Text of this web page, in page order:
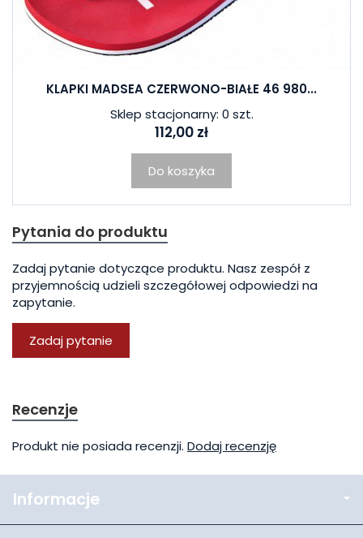
KLAPKI MADSEA CZERWONO-BIAŁE 46 980...
Sklep stacjonarny: 0 szt.
112,00 zł
Do koszyka
Pytania do produktu
Zadaj pytanie dotyczące produktu. Nasz zespół z
przyjemnością udzieli szczegółowej odpowiedzi na
zapytanie.
Zadaj pytanie
Recenzje
Produkt nie posiada recenzji. Dodaj recenzję
Informacje